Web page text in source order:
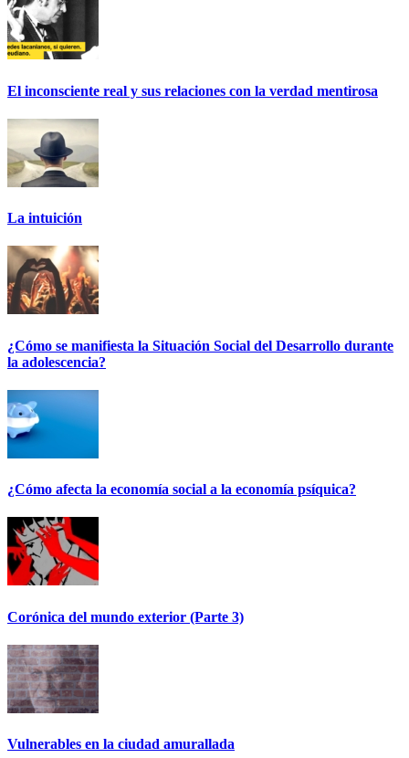
El inconsciente real y sus relaciones con la verdad mentirosa
La intuición
¿Cómo se manifiesta la Situación Social del Desarrollo durante
la adolescencia?
¿Cómo afecta la economía social a la economía psíquica?
Corónica del mundo exterior (Parte 3)
Vulnerables en la ciudad amurallada